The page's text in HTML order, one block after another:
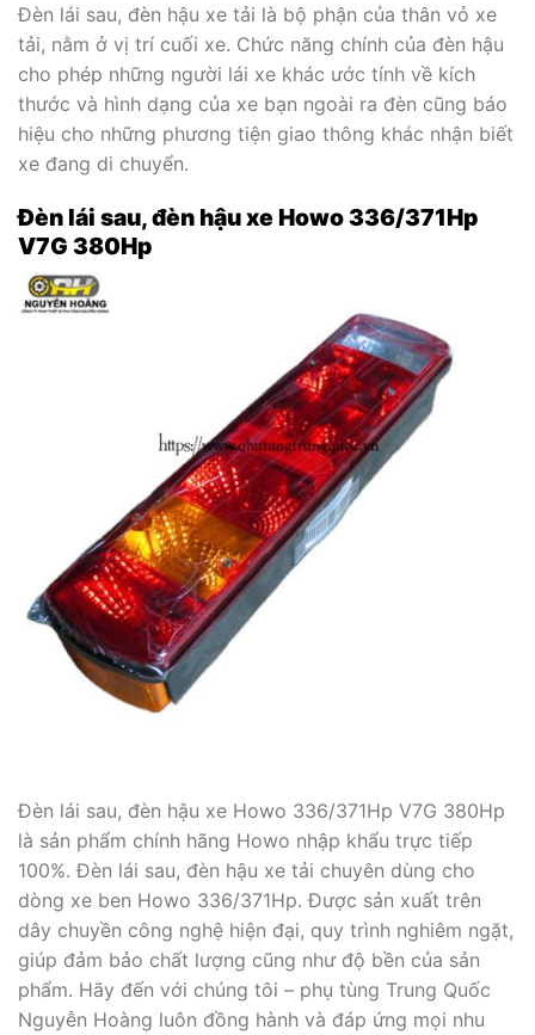
Đèn lái sau, đèn hậu xe tải là bộ phận của thân vỏ xe
tải, nằm ở vị trí cuối xe. Chức năng chính của đèn hậu
cho phép những người lái xe khác ước tính về kích
thước và hình dạng của xe bạn ngoài ra đèn cũng báo
hiệu cho những phương tiện giao thông khác nhận biết
xe đang di chuyển.
Đèn lái sau, đèn hậu xe Howo 336/371Hp
V7G 380Hp
Đèn lái sau, đèn hậu xe Howo 336/371Hp V7G 380Hp
là sản phẩm chính hãng Howo nhập khẩu trực tiếp
100%. Đèn lái sau, đèn hậu xe tải chuyên dùng cho
dòng xe ben Howo 336/371Hp. Được sản xuất trên
dây chuyền công nghệ hiện đại, quy trình nghiêm ngặt,
giúp đảm bảo chất lượng cũng như độ bền của sản
phẩm. Hãy đến với chúng tôi – phụ tùng Trung Quốc
Nguyễn Hoàng luôn đồng hành và đáp ứng mọi nhu